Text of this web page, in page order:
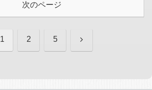
次のページ
1 2 5 次